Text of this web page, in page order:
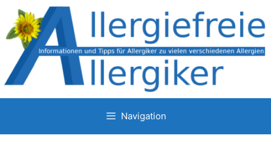
Zum
Inhalt
springen
Navigation